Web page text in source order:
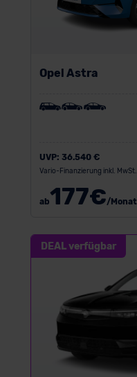
Opel Astra
UVP: 36.540 €
Vario-Finanzierung inkl. MwSt.
ab177€/Monat
DEAL verfügbar